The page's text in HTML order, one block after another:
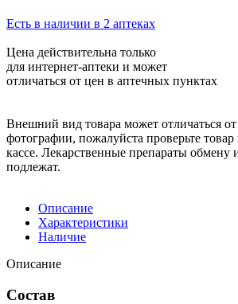
Есть в наличии в 2 аптеках
Цена действительна только
для интернет-аптеки и может
отличаться от цен в аптечных пунктах
Внешний вид товара может отличаться
фотографии, пожалуйста проверьте товар
кассе. Лекарственные препараты обмену
подлежат.
Описание
Характеристики
Наличие
Описание
Состав